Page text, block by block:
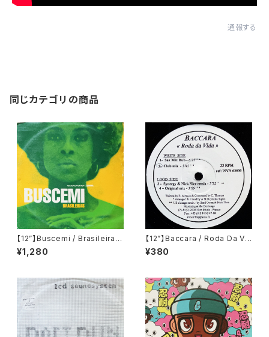
通報する
同じカテゴリの商品
【12”】Buscemi / Brasileiras
(Downsall Plastics) (DSL 0
42)
¥1,280
【12”】Baccara / Roda Da Vi
da (Nice Music) (NVN 630
00)
¥380